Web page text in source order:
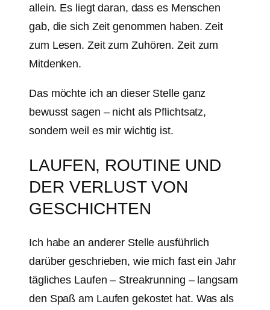
allein. Es liegt daran, dass es Menschen
gab, die sich Zeit genommen haben. Zeit
zum Lesen. Zeit zum Zuhören. Zeit zum
Mitdenken.
Das möchte ich an dieser Stelle ganz
bewusst sagen – nicht als Pflichtsatz,
sondern weil es mir wichtig ist.
LAUFEN, ROUTINE UND
DER VERLUST VON
GESCHICHTEN
Ich habe an anderer Stelle ausführlich
darüber geschrieben, wie mich fast ein Jahr
tägliches Laufen – Streakrunning – langsam
den Spaß am Laufen gekostet hat. Was als